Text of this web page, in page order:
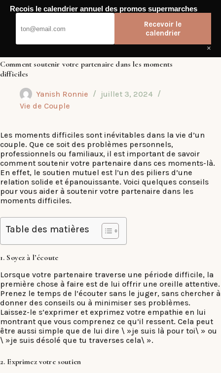
Passer
Comment soutenir votre partenaire dans les moments
difficiles
Yanish Ronnie
juillet 3, 2024
Vie de Couple
Les moments difficiles sont inévitables dans la vie d’un
couple. Que ce soit des problèmes personnels,
professionnels ou familiaux, il est important de savoir
comment soutenir votre partenaire dans ces moments-là.
En effet, le soutien mutuel est l’un des piliers d’une
relation solide et épanouissante. Voici quelques conseils
pour vous aider à soutenir votre partenaire dans les
moments difficiles.
Table des matières
1. Soyez à l’écoute
Lorsque votre partenaire traverse une période difficile, la
première chose à faire est de lui offrir une oreille attentive.
Prenez le temps de l’écouter sans le juger, sans chercher à
donner des conseils ou à minimiser ses problèmes.
Laissez-le s’exprimer et exprimez votre empathie en lui
montrant que vous comprenez ce qu’il ressent. Cela peut
être aussi simple que de lui dire \ »je suis là pour toi\ » ou
\ »je suis désolé que tu traverses cela\ ».
2. Exprimez votre soutien
Recois le calendrier annuel des promos supermarches
Recevoir le
calendrier
×